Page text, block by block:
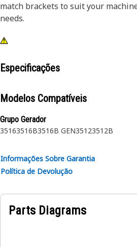
match brackets to suit your
needs.
Especificações
Modelos Compatíveis
Grupo Gerador
35163516B3516B GEN35123512B
Informações Sobre Garantia
Política de Devolução
Parts Diagrams